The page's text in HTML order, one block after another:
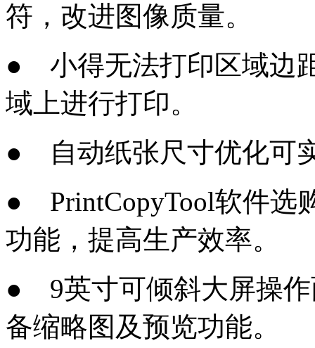
符，改进图像质量。
● 小得无法打印区域边
域上进行打印。
● 自动纸张尺寸优化可
● PrintCopyTool软件选
功能，提高生产效率。
● 9英寸可倾斜大屏操作
备缩略图及预览功能。